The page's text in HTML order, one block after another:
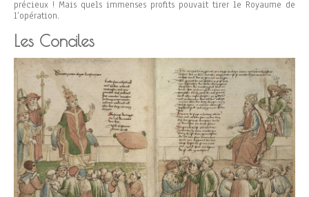
précieux ! Mais quels immenses profits pouvait tirer le Royaume de
l’opération.
Les Conciles